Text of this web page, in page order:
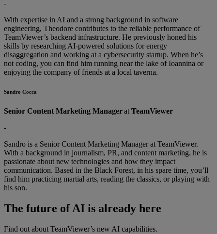
-
With expertise in AI and a strong background in software
engineering, Theodore contributes to the reliable performance of
TeamViewer’s backend infrastructure. He previously honed his
skills by researching AI-powered solutions for energy
disaggregation and working at a cybersecurity startup. When he’s
not coding, you can find him running near the lake of Ioannina or
enjoying the company of friends at a local taverna.
Sandro Cocca
Senior Content Marketing Managerat TeamViewer
-
Sandro is a Senior Content Marketing Manager at TeamViewer.
With a background in journalism, PR, and content marketing, he is
passionate about new technologies and how they impact
communication. Based in the Black Forest, in his spare time, you’ll
find him practicing martial arts, reading the classics, or playing with
his son.
The future of AI is already here
Find out about TeamViewer’s new AI capabilities.